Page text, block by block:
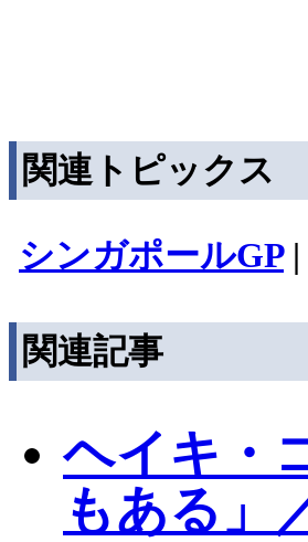
関連トピックス
シンガポールGP|
関連記事
ヘイキ・
もある」